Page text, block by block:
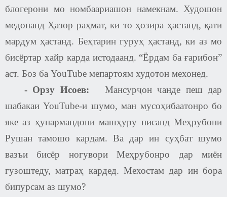
блогерони мо номбаариашон намекнам. Худошон
медонанд Ҳазор раҳмат, ки то ҳозира ҳастанд, қати
мардум ҳастанд. Беҳтарин гуруҳ ҳастанд, ки аз мо
бисёртар хайр карда истодаанд. “Ёрдам ба ғарибон”
аст. Боз ба YouTube мепартоям худотон мехонед.
- Орзу Исоев: Мансурҷон чанде пеш дар
шабакаи YouTube-и шумо, ман мусоҳибаатонро бо
яке аз ҳунармандони машҳуру писанд Меҳрубони
Рушан тамошо кардам. Ва дар ин суҳбат шумо
вазъи бисёр ногувори Меҳрубонро дар миён
гузоштеду, матраҳ кардед. Мехостам дар ин бора
бипурсам аз шумо?